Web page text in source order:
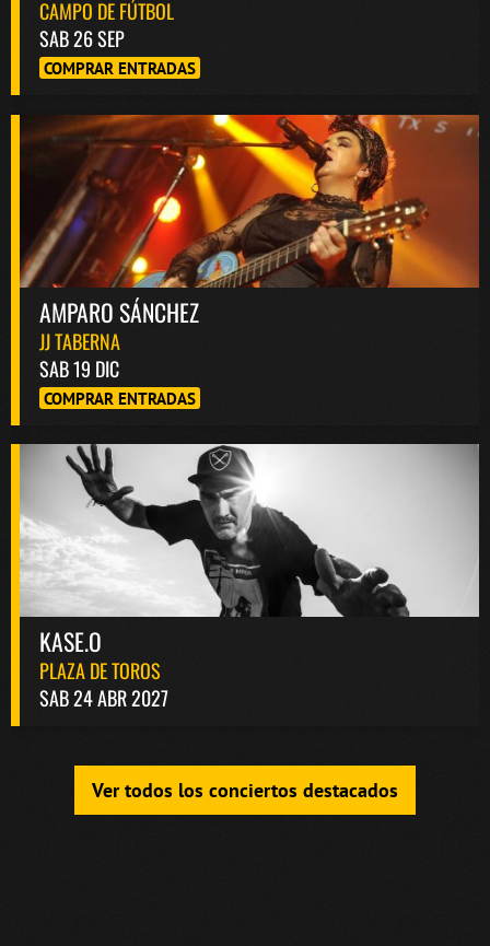
CAMPO DE FÚTBOL
SAB 26 SEP
COMPRAR ENTRADAS
AMPARO SÁNCHEZ
JJ TABERNA
SAB 19 DIC
COMPRAR ENTRADAS
KASE.O
PLAZA DE TOROS
SAB 24 ABR 2027
Ver todos los conciertos destacados